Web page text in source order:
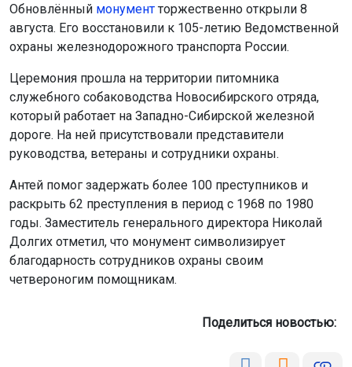
Обновлённый монумент торжественно открыли 8
августа. Его восстановили к 105-летию Ведомственной
охраны железнодорожного транспорта России.
Церемония прошла на территории питомника
служебного собаководства Новосибирского отряда,
который работает на Западно-Сибирской железной
дороге. На ней присутствовали представители
руководства, ветераны и сотрудники охраны.
Антей помог задержать более 100 преступников и
раскрыть 62 преступления в период с 1968 по 1980
годы. Заместитель генерального директора Николай
Долгих отметил, что монумент символизирует
благодарность сотрудников охраны своим
четвероногим помощникам.
Поделиться новостью: